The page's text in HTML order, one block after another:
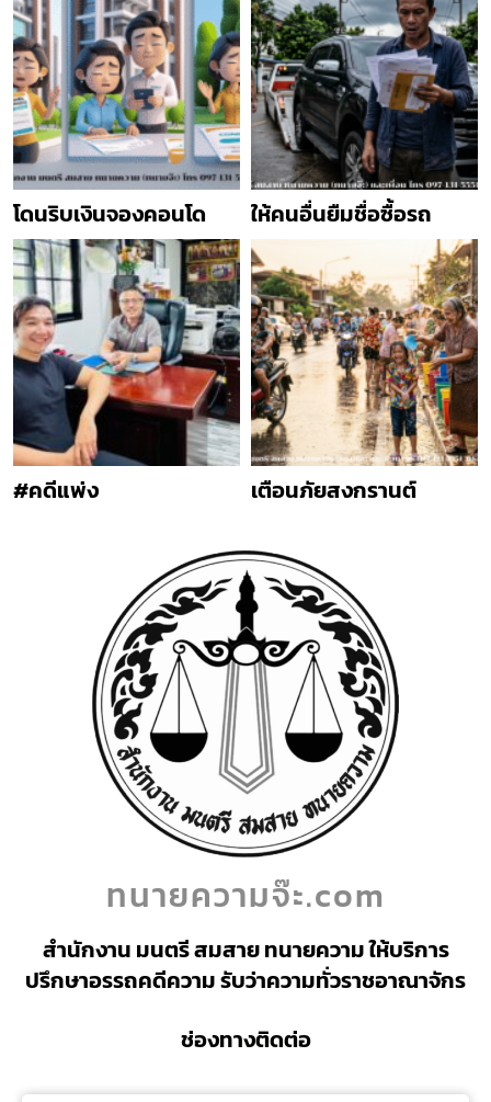
โดนริบเงินจองคอนโด ให้คนอื่นยืมชื่อซื้อรถ
#คดีแพ่ง เตือนภัยสงกรานต์
ทนายความจ๊ะ.com
สำนักงาน มนตรี สมสาย ทนายความ ให้บริการ
ปรึกษาอรรถคดีความ รับว่าความทั่วราชอาณาจักร
ช่องทางติดต่อ